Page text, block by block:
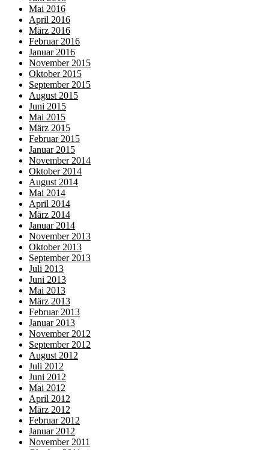
Mai 2016
April 2016
März 2016
Februar 2016
Januar 2016
November 2015
Oktober 2015
September 2015
August 2015
Juni 2015
Mai 2015
März 2015
Februar 2015
Januar 2015
November 2014
Oktober 2014
August 2014
Mai 2014
April 2014
März 2014
Januar 2014
November 2013
Oktober 2013
September 2013
Juli 2013
Juni 2013
Mai 2013
März 2013
Februar 2013
Januar 2013
November 2012
September 2012
August 2012
Juli 2012
Juni 2012
Mai 2012
April 2012
März 2012
Februar 2012
Januar 2012
November 2011